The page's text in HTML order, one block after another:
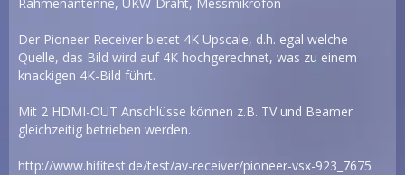
Der Pioneer-Receiver bietet 4K Upscale, d.h. egal welche
Quelle, das Bild wird auf 4K hochgerechnet, was zu einem
knackigen 4K-Bild führt.
Mit 2 HDMI-OUT Anschlüsse können z.B. TV und Beamer
gleichzeitig betrieben werden.
http://www.hifitest.de/test/av-receiver/pioneer-vsx-923_7675